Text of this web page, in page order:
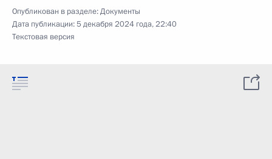
Опубликован в разделе:Документы
Дата публикации:5 декабря 2024 года, 22:40
Текстовая версия